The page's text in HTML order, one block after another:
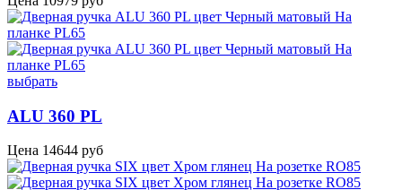
выбрать
ALU 360 PL
Цена 14644 руб